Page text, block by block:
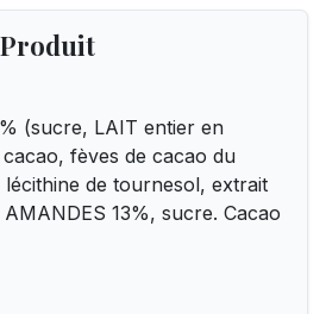
(sucre, LAIT entier en
fèves de cacao du
lécithine de tournesol, extrait
13%, sucre. Cacao